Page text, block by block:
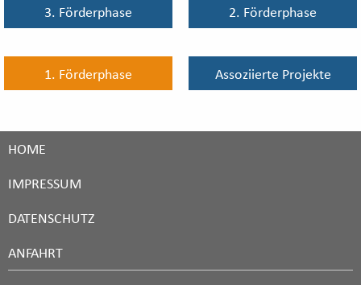
3. Förderphase 2. Förderphase
1. Förderphase Assoziierte Projekte
HOME
IMPRESSUM
DATENSCHUTZ
ANFAHRT